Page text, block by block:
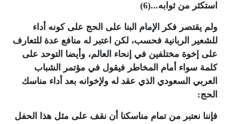
استكثر من ثوابه...(6)
ولم يقتصر فكر الإمام البنا على الحج على كونه أداء
للشعير الربانية فحسب، لكن اعتبر له منافع عدة للتعارف
على إخوة مختلفين في إنحاء العالم، وأيضا التوحد على
كلمة سواء أمام المخاطر فيقول في مؤتمر الشباب
العربي السعودي الذي عقد له ولإخوانه بعد أداء مناسك
الحج:
فإننا نعتبر من تمام مناسكنا أن نقف على مثل هذا الحفل